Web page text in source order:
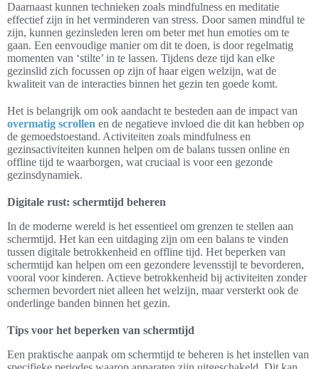
Daarnaast kunnen technieken zoals mindfulness en meditatie
effectief zijn in het verminderen van stress. Door samen mindful te
zijn, kunnen gezinsleden leren om beter met hun emoties om te
gaan. Een eenvoudige manier om dit te doen, is door regelmatig
momenten van ‘stilte’ in te lassen. Tijdens deze tijd kan elke
gezinslid zich focussen op zijn of haar eigen welzijn, wat de
kwaliteit van de interacties binnen het gezin ten goede komt.
Het is belangrijk om ook aandacht te besteden aan de impact van
overmatig scrollen en de negatieve invloed die dit kan hebben op
de gemoedstoestand. Activiteiten zoals mindfulness en
gezinsactiviteiten kunnen helpen om de balans tussen online en
offline tijd te waarborgen, wat cruciaal is voor een gezonde
gezinsdynamiek.
Digitale rust: schermtijd beheren
In de moderne wereld is het essentieel om grenzen te stellen aan
schermtijd. Het kan een uitdaging zijn om een balans te vinden
tussen digitale betrokkenheid en offline tijd. Het beperken van
schermtijd kan helpen om een gezondere levensstijl te bevorderen,
vooral voor kinderen. Actieve betrokkenheid bij activiteiten zonder
schermen bevordert niet alleen het welzijn, maar versterkt ook de
onderlinge banden binnen het gezin.
Tips voor het beperken van schermtijd
Een praktische aanpak om schermtijd te beheren is het instellen van